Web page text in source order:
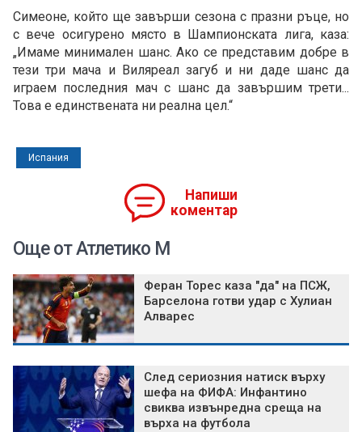
Симеоне, който ще завърши сезона с празни ръце, но
с вече осигурено място в Шампионската лига, каза:
„Имаме минимален шанс. Ако се представим добре в
тези три мача и Виляреал загуб и ни даде шанс да
играем последния мач с шанс да завършим трети...
Това е единствената ни реална цел.“
Испания
Напиши
коментар
Още от Атлетико М
Феран Торес каза "да" на ПСЖ,
Барселона готви удар с Хулиан
Алварес
След сериозния натиск върху
шефа на ФИФА: Инфантино
свиква извънредна среща на
върха на футбола